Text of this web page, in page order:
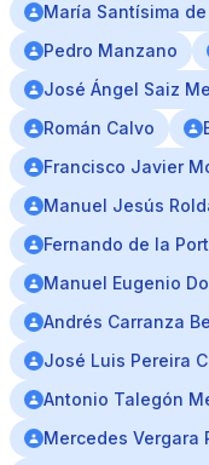
María Santísima
Pedro Manzano
José Ángel Saiz
Román Calvo
Francisco Javier
Manuel Jesús
Fernando de la
Manuel Eugenio
Andrés Carranza
José Luis Pereira
Antonio Talegón
Mercedes Vergara